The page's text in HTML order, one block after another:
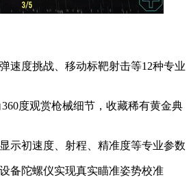
速度挑战、移动标靶射击等12种专业
度观赏枪械细节，收藏稀有黄金典
示初速度、射程、精准度等专业参数
备陀螺仪实现真实瞄准姿势校准